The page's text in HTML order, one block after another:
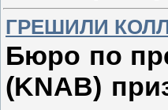
ГРЕШИЛИ
Бюро по
(KNAB)